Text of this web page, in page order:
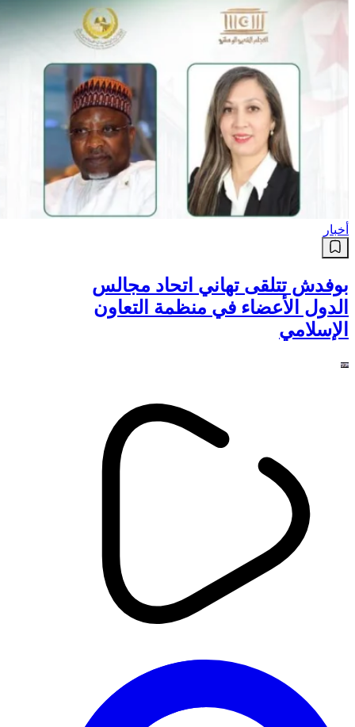
أخبار
بوفدش تتلقى تهاني اتحاد مجالس
الدول الأعضاء في منظمة التعاون
الإسلامي